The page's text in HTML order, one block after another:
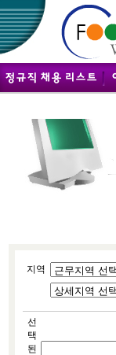
지역
선
택
된